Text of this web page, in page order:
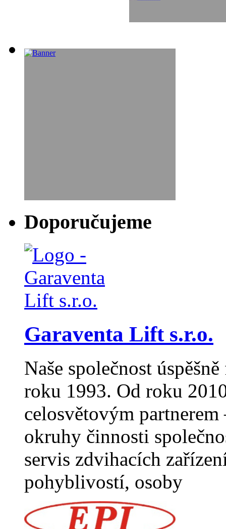
Doporučujeme
Garaventa Lift s.r.o.
Naše společnost
roku 1993. Od roku
celosvětovým
okruhy činnosti
servis zdvihacích
pohyblivostí, osoby